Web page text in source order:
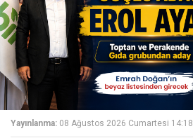
Yayınlanma: 08 Ağustos 2026 Cumartesi 14:18